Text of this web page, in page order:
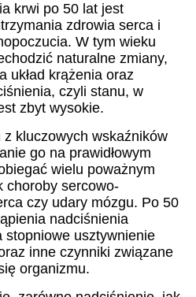
krwi po 50 lat jest
zdrowia serca i
W tym wieku
naturalne zmiany,
układ krążenia oraz
czyli stanu, w
zbyt wysokie.
kluczowych wskaźników
go na prawidłowym
wielu poważnym
choroby sercowo-
czy udary mózgu. Po 50
nadciśnienia
stopniowe usztywnienie
inne czynniki związane
organizmu.